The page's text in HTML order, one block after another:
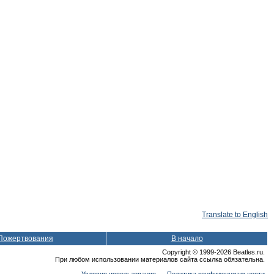
Translate to English
В начало
Copyright © 1999-2026 Beatles.ru.
При любом использовании материалов сайта ссылка обязательна.